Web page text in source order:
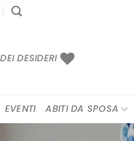
DESIDERI
EVENTI ABITI DA SPOSA